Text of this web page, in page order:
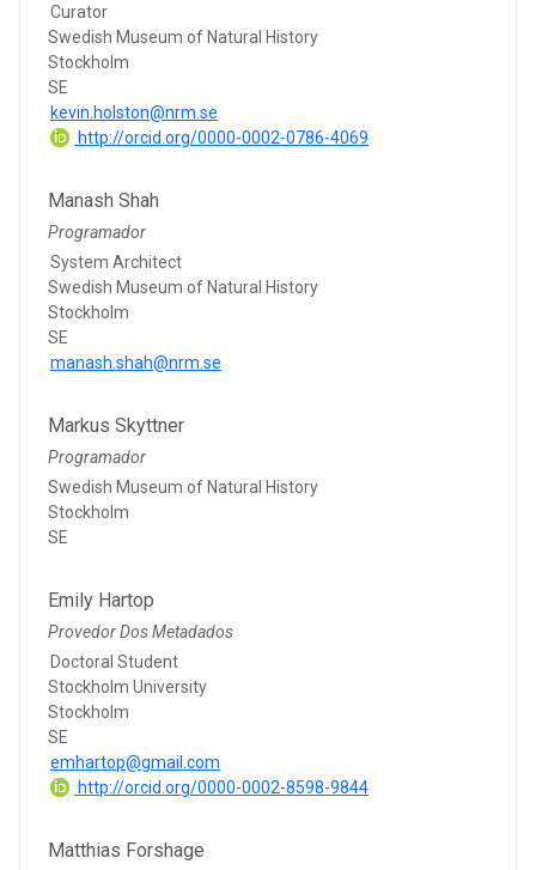
Curator
Swedish Museum of Natural History
Stockholm
SE
kevin.holston@nrm.se
http://orcid.org/0000-0002-0786-4069
Manash Shah
Programador
System Architect
Swedish Museum of Natural History
Stockholm
SE
manash.shah@nrm.se
Markus Skyttner
Programador
Swedish Museum of Natural History
Stockholm
SE
Emily Hartop
Provedor Dos Metadados
Doctoral Student
Stockholm University
Stockholm
SE
emhartop@gmail.com
http://orcid.org/0000-0002-8598-9844
Matthias Forshage